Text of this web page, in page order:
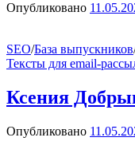
Опубликовано
SEO/База выпускников
Тексты для email-
Ксения
Опубликовано